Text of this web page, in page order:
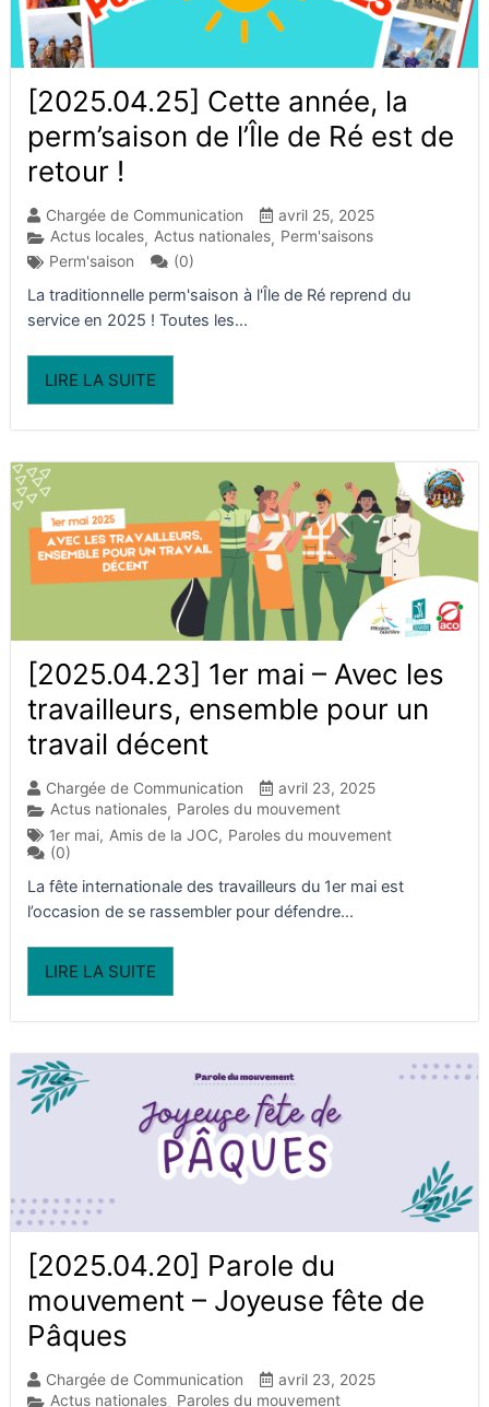
[2025.04.25] Cette année, la
perm’saison de l’Île de Ré est de
retour !
Chargée de Communication
avril 25, 2025
Actus locales, Actus nationales, Perm'saisons
Perm'saison
(0)
La traditionnelle perm'saison à l'Île de Ré reprend du
service en 2025 ! Toutes les...
LIRE LA SUITE
[2025.04.23] 1er mai – Avec les
travailleurs, ensemble pour un
travail décent
Chargée de Communication
avril 23, 2025
Actus nationales, Paroles du mouvement
1er mai, Amis de la JOC, Paroles du mouvement
(0)
La fête internationale des travailleurs du 1er mai est
l’occasion de se rassembler pour défendre...
LIRE LA SUITE
[2025.04.20] Parole du
mouvement – Joyeuse fête de
Pâques​
Chargée de Communication
avril 23, 2025
Actus nationales, Paroles du mouvement